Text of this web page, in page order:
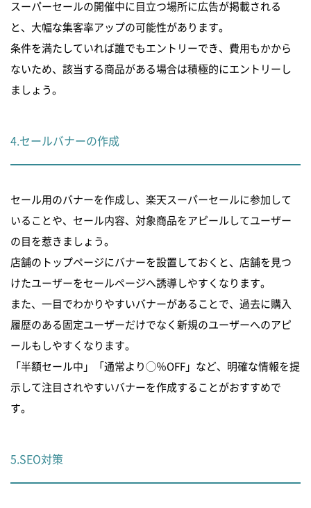
スーパーセールの開催中に目立つ場所に広告が掲載される
と、大幅な集客率アップの可能性があります。
条件を満たしていれば誰でもエントリーでき、費用もかから
ないため、該当する商品がある場合は積極的にエントリーし
ましょう。
4.セールバナーの作成
セール用のバナーを作成し、楽天スーパーセールに参加して
いることや、セール内容、対象商品をアピールしてユーザー
の目を惹きましょう。
店舗のトップページにバナーを設置しておくと、店舗を見つ
けたユーザーをセールページへ誘導しやすくなります。
また、一目でわかりやすいバナーがあることで、過去に購入
履歴のある固定ユーザーだけでなく新規のユーザーへのアピ
ールもしやすくなります。
「半額セール中」「通常より◯％OFF」など、明確な情報を提
示して注目されやすいバナーを作成することがおすすめで
す。
5.SEO対策